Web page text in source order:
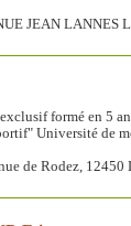
JEAN LANNES
formé en 5
Université de
de Rodez, 12450